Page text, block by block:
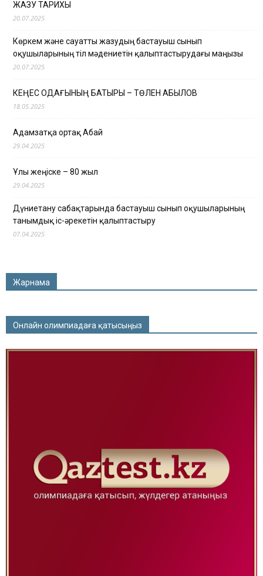
ЖАЗУ ТАРИХЫ
20.07.2025
Көркем және сауатты жазудың бастауыш сынып
оқушыларының тіл мәдениетін қалыптастырудағы маңызы
20.07.2025
КЕҢЕС ОДАҒЫНЫҢ БАТЫРЫ – ТӨЛЕН ҚАБЫЛОВ
18.05.2025
Адамзатқа ортақ Абай
29.04.2025
Ұлы жеңіске – 80 жыл
29.04.2025
Дүниетану сабақтарында бастауыш сынып оқушыларының
танымдық іс-әрекетін қалыптастыру
07.04.2025
Жарнама
Онлайн олимпиадаға қатысыңыз